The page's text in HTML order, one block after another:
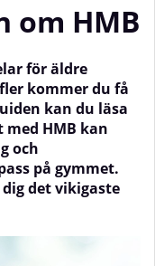
om HMB
för äldre
kommer du få
kan du läsa
HMB kan
och
på gymmet.
det vikigaste